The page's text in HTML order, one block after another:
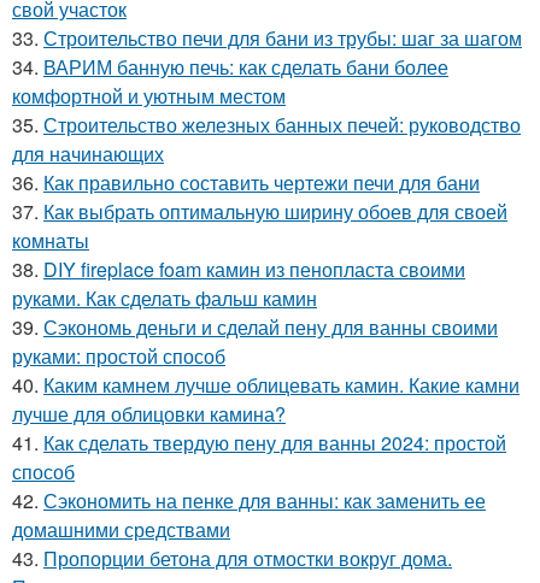
свой участок
33. Строительство печи для бани из трубы: шаг за шагом
34. ВАРИМ банную печь: как сделать бани более
комфортной и уютным местом
35. Строительство железных банных печей: руководство
для начинающих
36. Как правильно составить чертежи печи для бани
37. Как выбрать оптимальную ширину обоев для своей
комнаты
38. DIY fireplace foam камин из пенопласта своими
руками. Как сделать фальш камин
39. Сэкономь деньги и сделай пену для ванны своими
руками: простой способ
40. Каким камнем лучше облицевать камин. Какие камни
лучше для облицовки камина?
41. Как сделать твердую пену для ванны 2024: простой
способ
42. Сэкономить на пенке для ванны: как заменить ее
домашними средствами
43. Пропорции бетона для отмостки вокруг дома.